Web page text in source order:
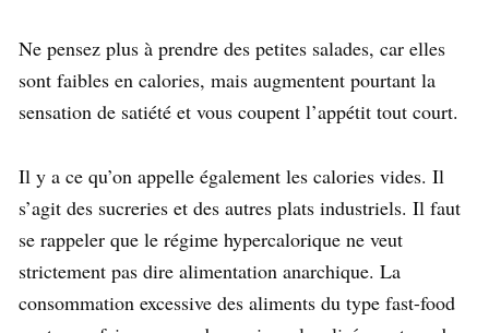
Ne pensez plus à prendre des petites salades, car elles
sont faibles en calories, mais augmentent pourtant la
sensation de satiété et vous coupent l’appétit tout court.
Il y a ce qu’on appelle également les calories vides. Il
s’agit des sucreries et des autres plats industriels. Il faut
se rappeler que le régime hypercalorique ne veut
strictement pas dire alimentation anarchique. La
consommation excessive des aliments du type fast-food